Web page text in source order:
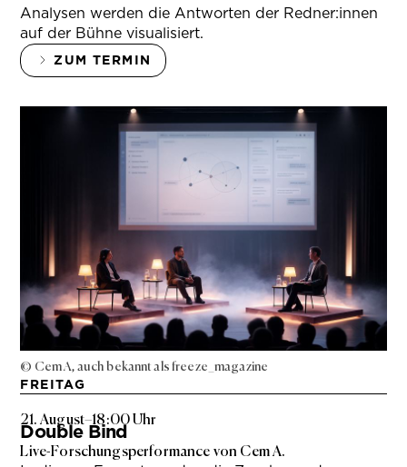
Analysen werden die Antworten der Redner:innen
auf der Bühne visualisiert.
ZUM TERMIN
© Cem A, auch bekannt als freeze_magazine
FREITAG
21. August–18:00 Uhr
Double Bind
Live-Forschungsperformance von Cem A.